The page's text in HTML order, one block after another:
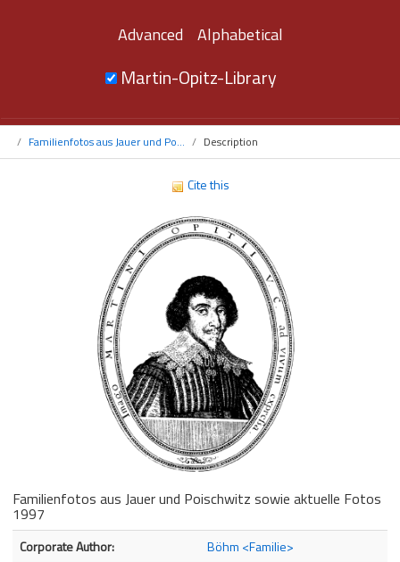
Advanced Alphabetical
Martin-Opitz-Library
Familienfotos aus Jauer und Po... Description
Cite this
Familienfotos aus Jauer und Poischwitz sowie aktuelle Fotos
1997
Bibliographic Details
Corporate Author:
Böhm <Familie>